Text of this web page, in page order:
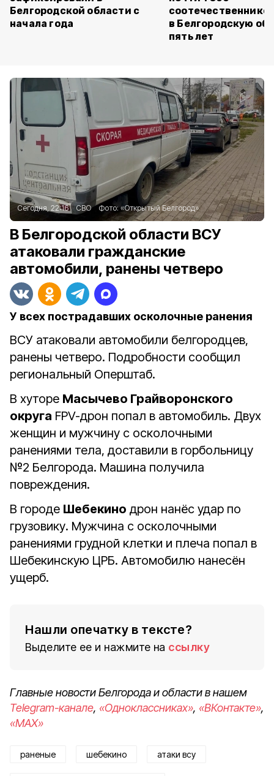
Белгородской области с
начала года
в Белгородскую
пять лет
Сегодня, 22:16 СВО Фото:«Открытый Белгород»
В Белгородской области ВСУ
атаковали гражданские
автомобили, ранены четверо
У всех пострадавших осколочные ранения
ВСУ атаковали автомобили белгородцев,
ранены четверо. Подробности сообщил
региональный Оперштаб.
В хуторе Масычево Грайворонского
округа FPV-дрон попал в автомобиль. Двух
женщин и мужчину с осколочными
ранениями тела, доставили в горбольницу
№2 Белгорода. Машина получила
повреждения.
В городе Шебекино дрон нанёс удар по
грузовику. Мужчина с осколочными
ранениями грудной клетки и плеча попал в
Шебекинскую ЦРБ. Автомобилю нанесëн
ущерб.
Нашли опечатку в тексте?
Выделите ее и нажмите на ссылку
Главные новости Белгорода и области в нашем
Telegram-канале, «Одноклассниках», «ВКонтакте»,
«MAX»
раненые шебекино атаки всу